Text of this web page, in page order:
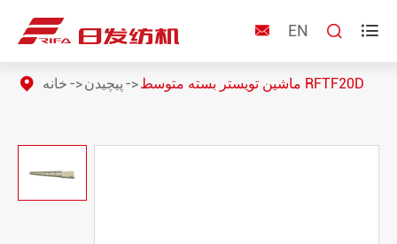
 EN  
خانه پیچیدن ماشین تویستر بسته متوسط RFTF20D